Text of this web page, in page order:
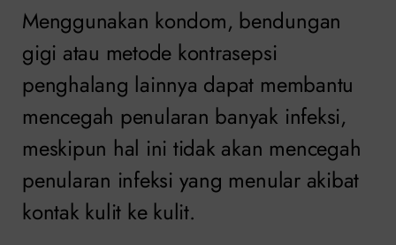
Menggunakan kondom, bendungan
gigi atau metode kontrasepsi
penghalang lainnya dapat membantu
mencegah penularan banyak infeksi,
meskipun hal ini tidak akan mencegah
penularan infeksi yang menular akibat
kontak kulit ke kulit.